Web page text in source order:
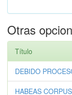
Otras
Título
DEBIDO
HABEAS CORPUS